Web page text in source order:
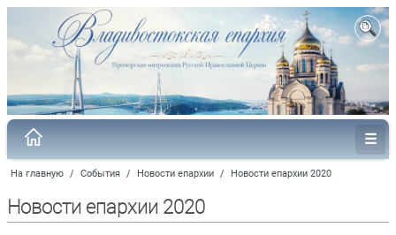
На главную / События / Новости епархии / Новости епархии 2020
Новости епархии 2020